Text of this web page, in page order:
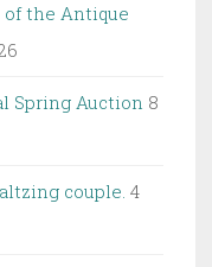
of the Antique
Spring Auction 8
couple. 4